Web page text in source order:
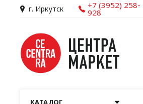
г. Иркутск +7 (3952) 258-
928
КАТАЛОГ